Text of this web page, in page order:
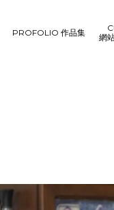
PROFOLIO 作品集
網